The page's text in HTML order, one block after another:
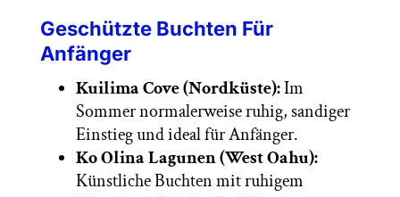
Geschützte Buchten Für
Anfänger
Kuilima Cove (Nordküste):Im
Sommer normalerweise ruhig, sandiger
Einstieg und ideal für Anfänger.
Ko Olina Lagunen (West Oahu):
Künstliche Buchten mit ruhigem